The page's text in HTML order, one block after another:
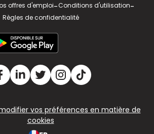
offres d'emploi-Conditions d'utilisation-
Règles de confidentialité
vos préférences en matière de
cookies